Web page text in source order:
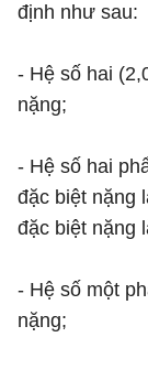
định như sau:
- Hệ số hai
nặng;
- Hệ số hai
đặc biệt nặng
đặc biệt nặng
- Hệ số một
nặng;